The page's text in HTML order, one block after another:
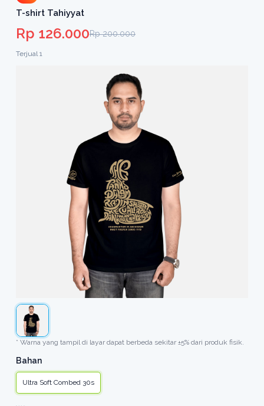
T-shirt Tahiyyat
Rp 126.000Rp 200.000
Terjual 1
* Warna yang tampil di layar dapat berbeda sekitar ±5% dari produk fisik.
Bahan
Ultra Soft Combed 30s